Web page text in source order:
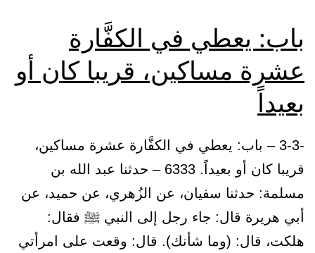
باب: يعطي في الكفَّارة
عشرة مساكين، قريبا كان أو
بعيداً
-3-3 – باب: يعطي في الكفَّارة عشرة مساكين،
قريبا كان أو بعيداً. 6333 – حدثنا عبد الله بن
مسلمة: حدثنا سفيان، عن الزُهري، عن حميد، عن
أبي هريرة قال: جاء رجل إلى النبي ﷺ فقال:
هلكت، قال: (وما شأنك). قال: وقعت على امرأتي